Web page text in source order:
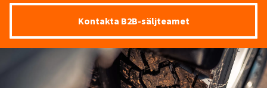
Kontakta B2B-säljteamet